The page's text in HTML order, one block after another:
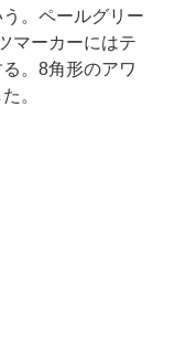
。ペールグリー
マーカーにはテ
。8角形のアワ
。